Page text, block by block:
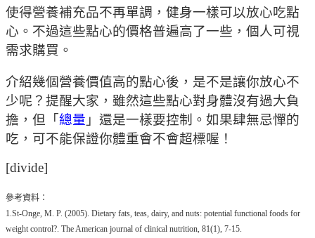
使得營養補充品不再單調，健身一樣可以放心吃點
心。不過這些點心的價格普遍高了一些，個人可視
需求購買。
介紹幾個營養價值高的點心後，是不是讓你放心不
少呢？提醒大家，雖然這些點心對身體沒有過大負
擔，但「 總量 」還是一樣要控制。如果肆無忌憚的
吃，可不能保證你體重會不會超標喔！
[divide]
參考資料：
1.St-Onge, M. P. (2005). Dietary fats, teas, dairy, and nuts: potential functional foods for
weight control?. The American journal of clinical nutrition, 81(1), 7-15.